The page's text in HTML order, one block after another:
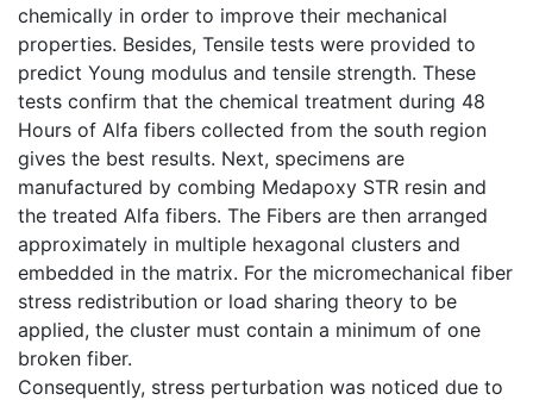
chemically in order to improve their mechanical
properties. Besides, Tensile tests were provided to
predict Young modulus and tensile strength. These
tests confirm that the chemical treatment during 48
Hours of Alfa fibers collected from the south region
gives the best results. Next, specimens are
manufactured by combing Medapoxy STR resin and
the treated Alfa fibers. The Fibers are then arranged
approximately in multiple hexagonal clusters and
embedded in the matrix. For the micromechanical fiber
stress redistribution or load sharing theory to be
applied, the cluster must contain a minimum of one
broken fiber.
Consequently, stress perturbation was noticed due to